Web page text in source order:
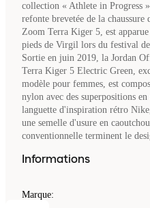
collection « Athlete in Progress
refonte brevetée de la
Zoom Terra Kiger 5, est
pieds de Virgil lors du festival
Sortie en juin 2019, la Jordan
Terra Kiger 5 Electric Green,
modèle pour femmes, est
nylon avec des superpositions
languette d'inspiration rétro
une semelle d'usure en
conventionnelle terminent le
Informations
Marque: